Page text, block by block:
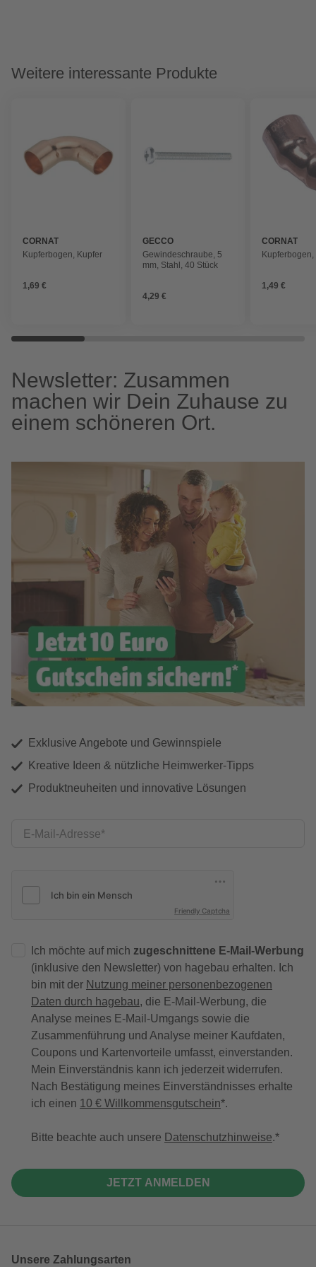
Weitere interessante Produkte
CORNAT
Kupferbogen, Kupfer
1,69 €
GECCO
Gewindeschraube, 5
mm, Stahl, 40 Stück
4,29 €
CORNAT
1,49 €
Newsletter: Zusammen
machen wir Dein Zuhause zu
einem schöneren Ort.
Exklusive Angebote und Gewinnspiele
Kreative Ideen & nützliche Heimwerker-Tipps
Produktneuheiten und innovative Lösungen
E-Mail-Adresse
Friendly Captcha
Ich möchte auf mich zugeschnittene E-Mail-Werbung
(inklusive den Newsletter) von hagebau erhalten. Ich
bin mit der Nutzung meiner personenbezogenen
Daten durch hagebau, die E-Mail-Werbung, die
Analyse meines E-Mail-Umgangs sowie die
Zusammenführung und Analyse meiner Kaufdaten,
Coupons und Kartenvorteile umfasst, einverstanden.
Mein Einverständnis kann ich jederzeit widerrufen.
Nach Bestätigung meines Einverständnisses erhalte
ich einen 10 € Willkommensgutschein*.
Bitte beachte auch unsere Datenschutzhinweise.
JETZT ANMELDEN
Unsere Zahlungsarten